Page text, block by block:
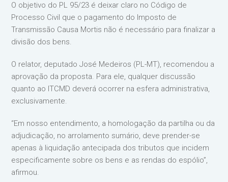
O objetivo do PL 95/23 é deixar claro no Código de
Processo Civil que o pagamento do Imposto de
Transmissão Causa Mortis não é necessário para finalizar a
divisão dos bens.
O relator, deputado José Medeiros (PL-MT), recomendou a
aprovação da proposta. Para ele, qualquer discussão
quanto ao ITCMD deverá ocorrer na esfera administrativa,
exclusivamente.
“Em nosso entendimento, a homologação da partilha ou da
adjudicação, no arrolamento sumário, deve prender-se
apenas à liquidação antecipada dos tributos que incidem
especificamente sobre os bens e as rendas do espólio”,
afirmou.